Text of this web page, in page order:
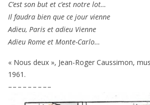
C’est son but et c’est notre lot…
Il fau­dra bien que ce jour vienne
Adieu, Paris et adieu Vienne
Adieu Rome et Monte-Carlo…
« Nous deux », Jean-Roger Caussimon,
1961 .
– – – – – – – – –